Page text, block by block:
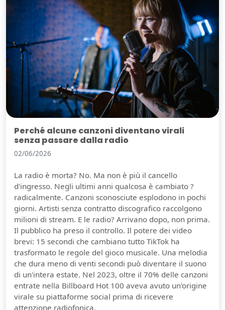
Perché alcune canzoni diventano virali
senza passare dalla radio
02/06/2026
La radio è morta? No. Ma non è più il cancello
d'ingresso. Negli ultimi anni qualcosa è cambiato ?
radicalmente. Canzoni sconosciute esplodono in pochi
giorni. Artisti senza contratto discografico raccolgono
milioni di stream. E le radio? Arrivano dopo, non prima.
Il pubblico ha preso il controllo. Il potere dei video
brevi: 15 secondi che cambiano tutto TikTok ha
trasformato le regole del gioco musicale. Una melodia
che dura meno di venti secondi può diventare il suono
di un'intera estate. Nel 2023, oltre il 70% delle canzoni
entrate nella Billboard Hot 100 aveva avuto un'origine
virale su piattaforme social prima di ricevere
attenzione radiofonica.